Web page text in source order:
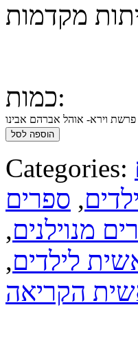
מקדמות
כמות:
פרשת וירא- אוהל אברהם אבינו
הוספה לסל
Categories:
, ספרים
מנוילנים,
לילדים,
הקריאה